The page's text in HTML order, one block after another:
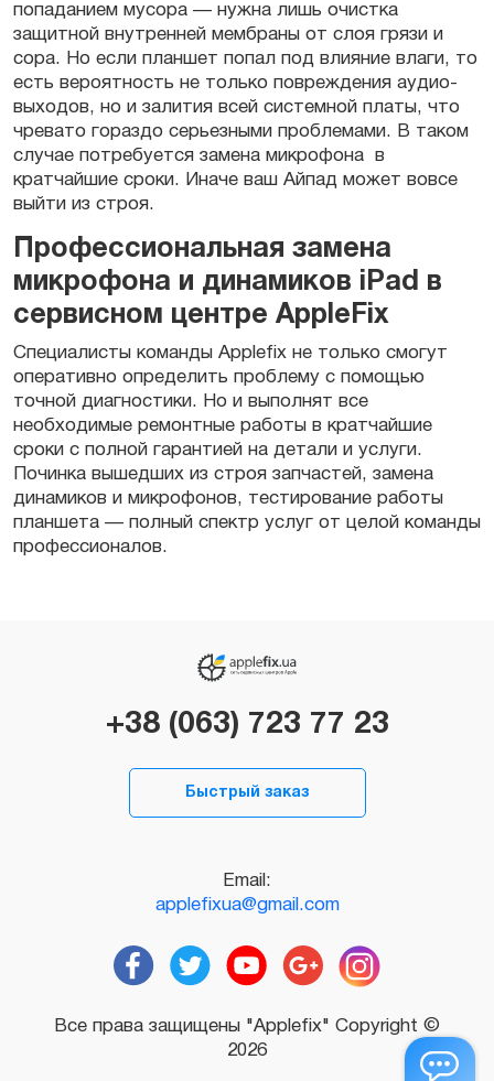
попаданием мусора — нужна лишь очистка
защитной внутренней мембраны от слоя грязи и
сора. Но если планшет попал под влияние влаги, то
есть вероятность не только повреждения аудио-
выходов, но и залития всей системной платы, что
чревато гораздо серьезными проблемами. В таком
случае потребуется замена микрофона в
кратчайшие сроки. Иначе ваш Айпад может вовсе
выйти из строя.
Профессиональная замена
микрофона и динамиков iPad в
сервисном центре AppleFix
Специалисты команды Applefix не только смогут
оперативно определить проблему с помощью
точной диагностики. Но и выполнят все
необходимые ремонтные работы в кратчайшие
сроки с полной гарантией на детали и услуги.
Починка вышедших из строя запчастей, замена
динамиков и микрофонов, тестирование работы
планшета — полный спектр услуг от целой команды
профессионалов.
+38 (063) 723 77 23
Быстрый заказ
Email:
applefixua@gmail.com
Все права защищены "Applefix" Copyright ©
2026